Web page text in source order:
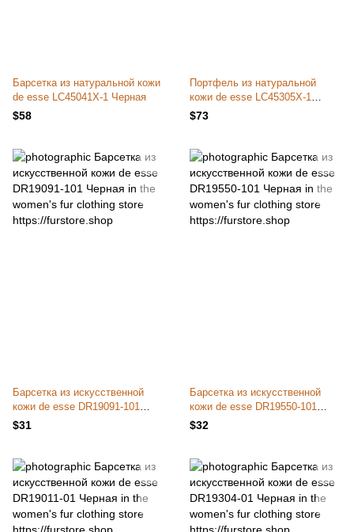
Барсетка из натуральной кожи
de esse LC45041X-1 Черная
$58
Портфель из натуральной
кожи de esse LC45305X-1
Черный
$73
Барсетка из искусственной
кожи de esse DR19091-101
Черная
$31
Барсетка из искусственной
кожи de esse DR19550-101
Черная
$32